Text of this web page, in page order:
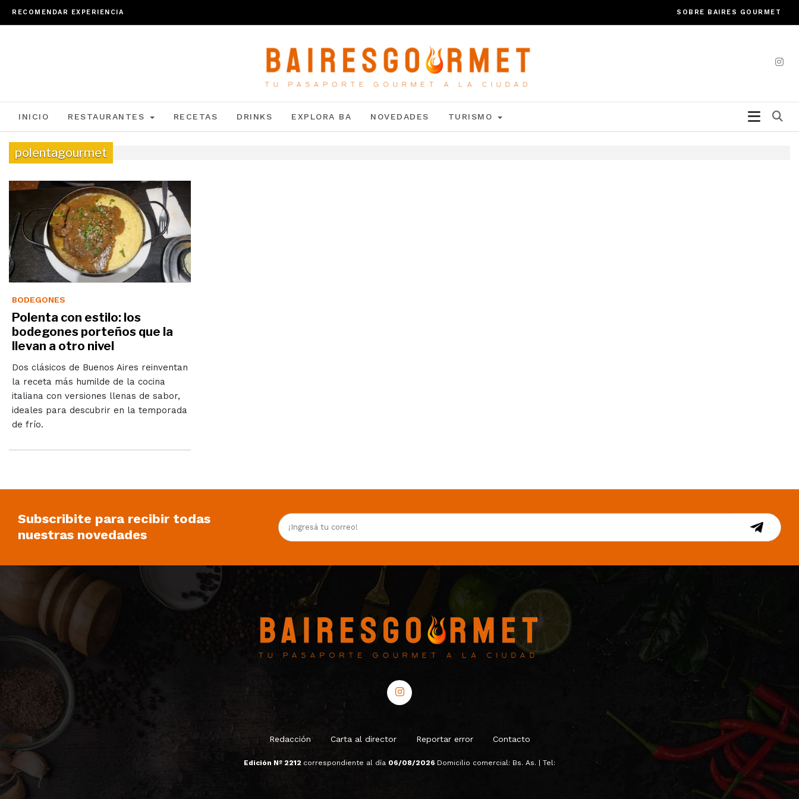
RECOMENDAR EXPERIENCIA SOBRE BAIRES GOURMET
INICIO RESTAURANTES RECETAS DRINKS EXPLORA BA NOVEDADES TURISMO
polentagourmet
BODEGONES
Polenta con estilo: los
bodegones porteños que la
llevan a otro nivel
Dos clásicos de Buenos Aires reinventan
la receta más humilde de la cocina
italiana con versiones llenas de sabor,
ideales para descubrir en la temporada
de frío.
Subscribite para recibir todas
nuestras novedades
Redacción Carta al director Reportar error Contacto
Edición Nº 2212 correspondiente al día 06/08/2026 Domicilio comercial: Bs. As. | Tel: